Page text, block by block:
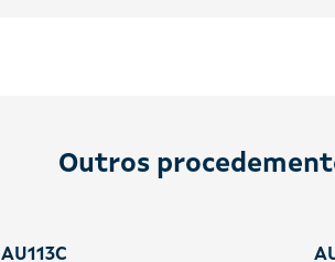
Outros
AU113C